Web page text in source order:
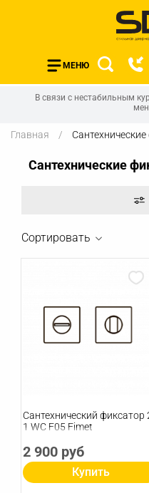
МЕНЮ
В связи с нестабильным
Главная
Сантехнические
Сортировать
Сантехнический фиксатор
1 WC F05 Fimet
2 900 руб
Купить